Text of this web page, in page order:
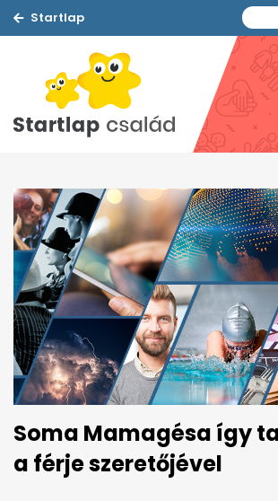
Startlap
Soma Mamagésa így
a férje szeretőjével